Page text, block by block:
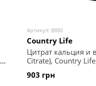
Артикул: 8880
Country Life
Цитрат кальция и
Citrate), Country
903 грн